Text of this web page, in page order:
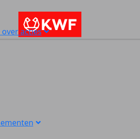
over acties